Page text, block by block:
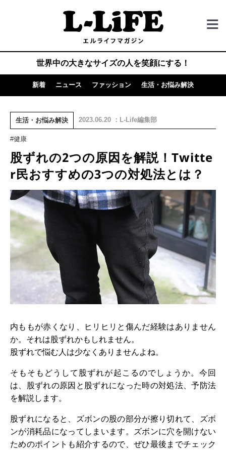
世界中の大きなサイズの人を笑顔にする！
新着 ニュース ファッション 生活・お悩み解決
生活・お悩み解決 2023.06.20 ：L-Life編集部
#健康
股ずれの2つの原因を解説！Twitte
r民おすすめの3つの対処法とは？
内ももが赤くなり、ヒリヒリと傷んだ経験はありません
か。それは股ずれかもしれません。
股ずれで悩む人は少なくありませんよね。
そもそもどうして股ずれが起こるのでしょうか。今回
は、股ずれの原因と股ずれになった時の対処法、予防法
を解説します。
股ずれになると、ズボンの股の部分が擦り切れて、ズボ
ンが消耗品になってしまいます。ズボンに穴を開けない
ためのポイントも紹介するので、ぜひ最後までチェック